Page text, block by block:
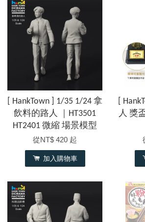
[ HankTown ] 1/35 1/24 拿
飲料的路人 ｜HT3501
HT2401 微縮 場景模型
從NT$ 420 起
加入購物車
[
人 獎